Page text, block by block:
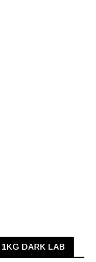
1KG DARK LAB